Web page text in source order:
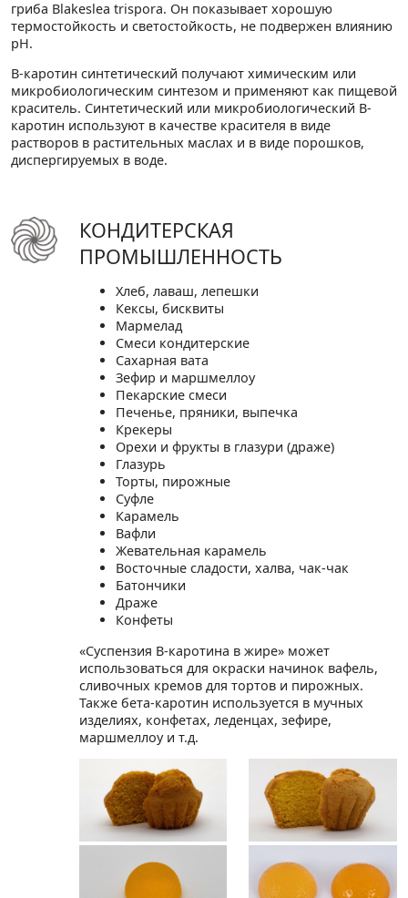
гриба Blakeslea trispora. Он показывает хорошую
термостойкость и светостойкость, не подвержен влиянию
pH.
В-каротин синтетический получают химическим или
микробиологическим синтезом и применяют как пищевой
краситель. Синтетический или микробиологический В-
каротин используют в качестве красителя в виде
растворов в растительных маслах и в виде порошков,
диспергируемых в воде.
КОНДИТЕРСКАЯ
ПРОМЫШЛЕННОСТЬ
Хлеб, лаваш, лепешки
Кексы, бисквиты
Мармелад
Смеси кондитерские
Сахарная вата
Зефир и маршмеллоу
Пекарские смеси
Печенье, пряники, выпечка
Крекеры
Орехи и фрукты в глазури (драже)
Глазурь
Торты, пирожные
Суфле
Карамель
Вафли
Жевательная карамель
Восточные сладости, халва, чак-чак
Батончики
Драже
Конфеты
«Суспензия В-каротина в жире» может
использоваться для окраски начинок вафель,
сливочных кремов для тортов и пирожных.
Также бета-каротин используется в мучных
изделиях, конфетах, леденцах, зефире,
маршмеллоу и т.д.